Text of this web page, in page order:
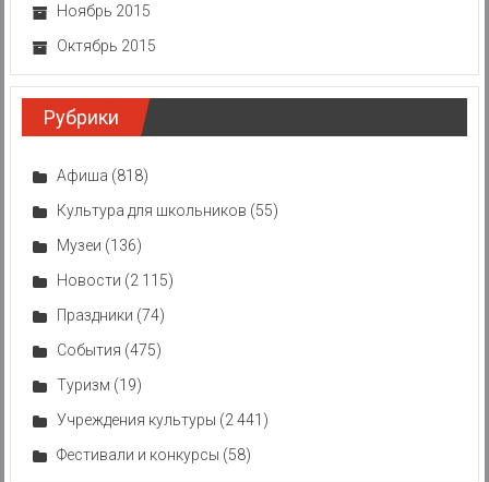
Ноябрь 2015
Октябрь 2015
Рубрики
Афиша (818)
Культура для школьников (55)
Музеи (136)
Новости (2 115)
Праздники (74)
События (475)
Туризм (19)
Учреждения культуры (2 441)
Фестивали и конкурсы (58)